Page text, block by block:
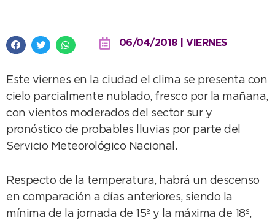
06/04/2018 | VIERNES
Este viernes en la ciudad el clima se presenta con
cielo parcialmente nublado, fresco por la mañana,
con vientos moderados del sector sur y
pronóstico de probables lluvias por parte del
Servicio Meteorológico Nacional.
Respecto de la temperatura, habrá un descenso
en comparación a días anteriores, siendo la
mínima de la jornada de 15º y la máxima de 18º,